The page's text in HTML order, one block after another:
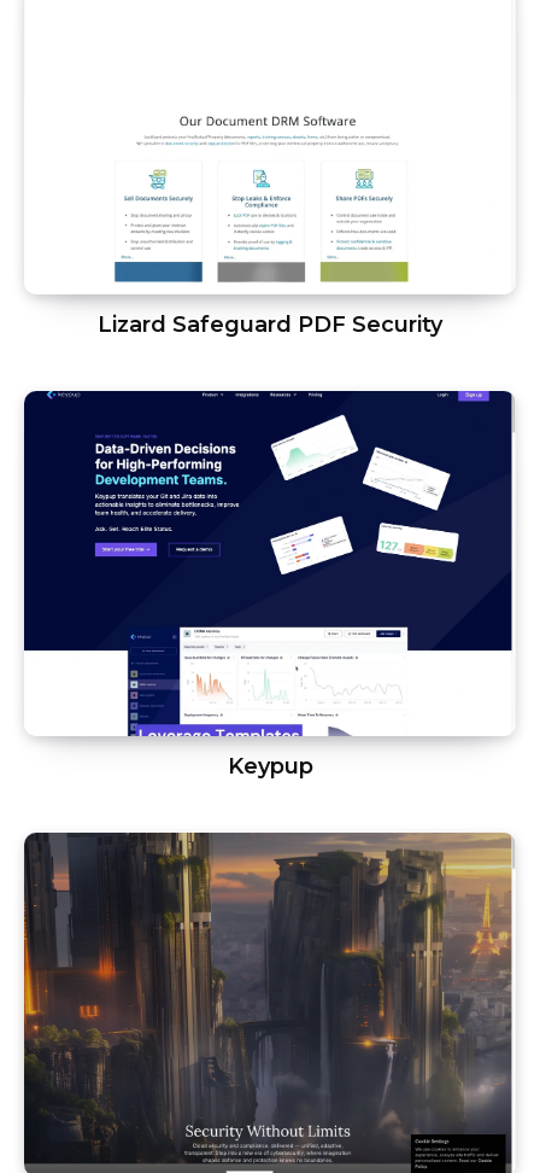
Lizard Safeguard PDF Security
Keypup